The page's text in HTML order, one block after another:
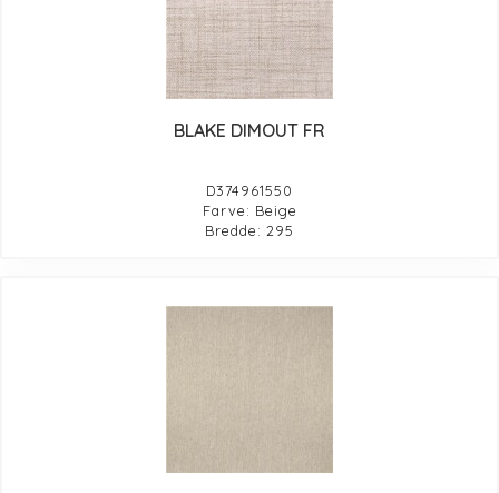
BLAKE DIMOUT FR
D374961550
Farve: Beige
Bredde: 295